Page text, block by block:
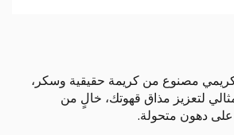
مصنوع من كريمة حقيقية وسكر،
لتعزيز مذاق قهوتك، خالٍ من
على دهون متحولة.